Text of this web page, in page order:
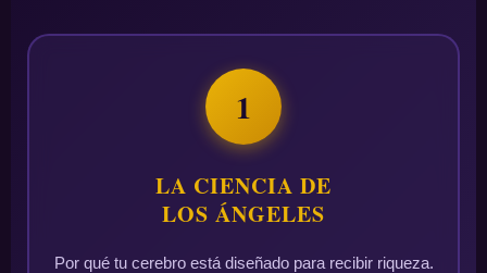
1
LA CIENCIA DE
LOS ÁNGELES
Por qué tu cerebro está diseñado para recibir riqueza.